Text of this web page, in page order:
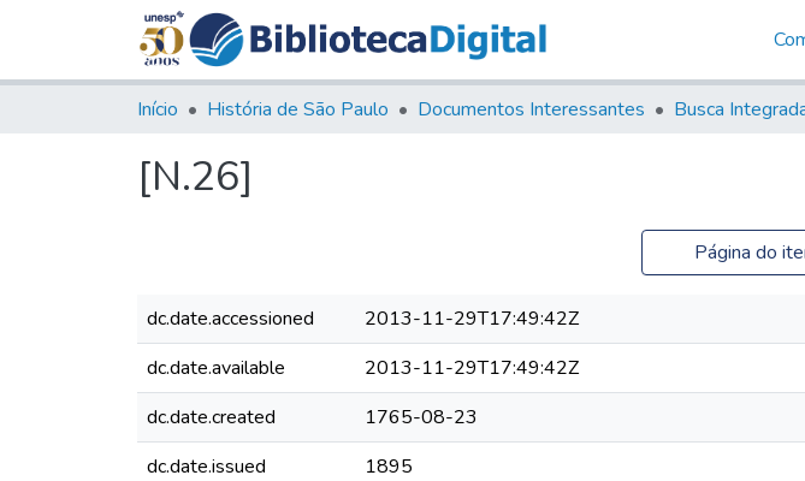
Início História de São Paulo Documentos Interessantes Busca
[N.26]
Página do
dc.date.accessioned
2013-11-29T17:49:42Z
dc.date.available
2013-11-29T17:49:42Z
dc.date.created
1765-08-23
dc.date.issued
1895